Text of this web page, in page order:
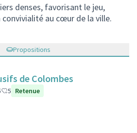
denses, favorisant le jeu,
convivialité au cœur de la ville.
Propositions
de Colombes
5 Retenue